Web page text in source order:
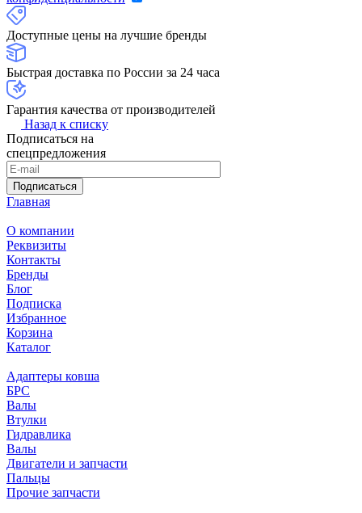
Доступные цены на лучшие бренды
Быстрая доставка по России за 24 часа
Гарантия качества от производителей
Назад к списку
Подписаться на
спецпредложения
Подписаться
Главная
О компании
Реквизиты
Контакты
Бренды
Блог
Подписка
Избранное
Корзина
Каталог
Адаптеры ковша
БРС
Валы
Втулки
Гидравлика
Валы
Двигатели и запчасти
Пальцы
Прочие запчасти